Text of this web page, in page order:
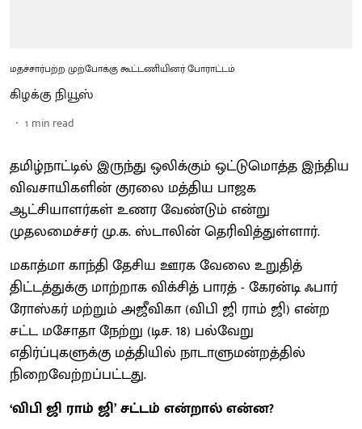
மதச்சார்பற்ற முற்போக்கு கூட்டணியினர் போராட்டம்
கிழக்கு நியூஸ்
1 min read
தமிழ்நாட்டில் இருந்து ஒலிக்கும் ஒட்டுமொத்த இந்திய
விவசாயிகளின் குரலை மத்திய பாஜக
ஆட்சியாளர்கள் உணர வேண்டும் என்று
முதலமைச்சர் மு.க. ஸ்டாலின் தெரிவித்துள்ளார்.
மகாத்மா காந்தி தேசிய ஊரக வேலை உறுதித்
திட்டத்துக்கு மாற்றாக விக்சித் பாரத் - கேரன்டி ஃபார்
ரோஸ்கர் மற்றும் அஜீவிகா (விபி ஜி ராம் ஜி) என்ற
சட்ட மசோதா நேற்று (டிச. 18) பல்வேறு
எதிர்ப்புகளுக்கு மத்தியில் நாடாளுமன்றத்தில்
நிறைவேற்றப்பட்டது.
‘விபி ஜி ராம் ஜி’ சட்டம் என்றால் என்ன?